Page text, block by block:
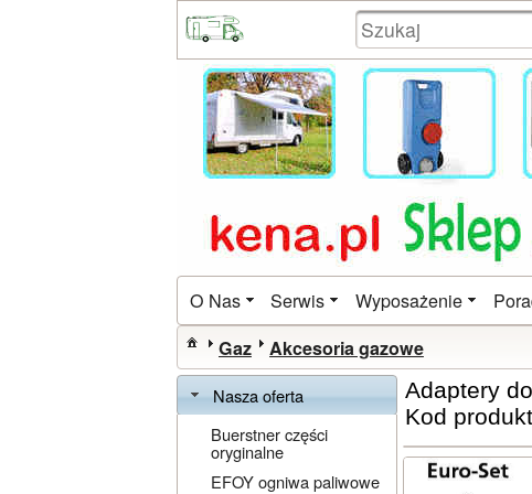
O Nas Serwis Wyposażenie
Gaz Akcesoria gazowe
Nasza oferta
Buerstner części
oryginalne
EFOY ogniwa paliwowe
Adaptery
Kod